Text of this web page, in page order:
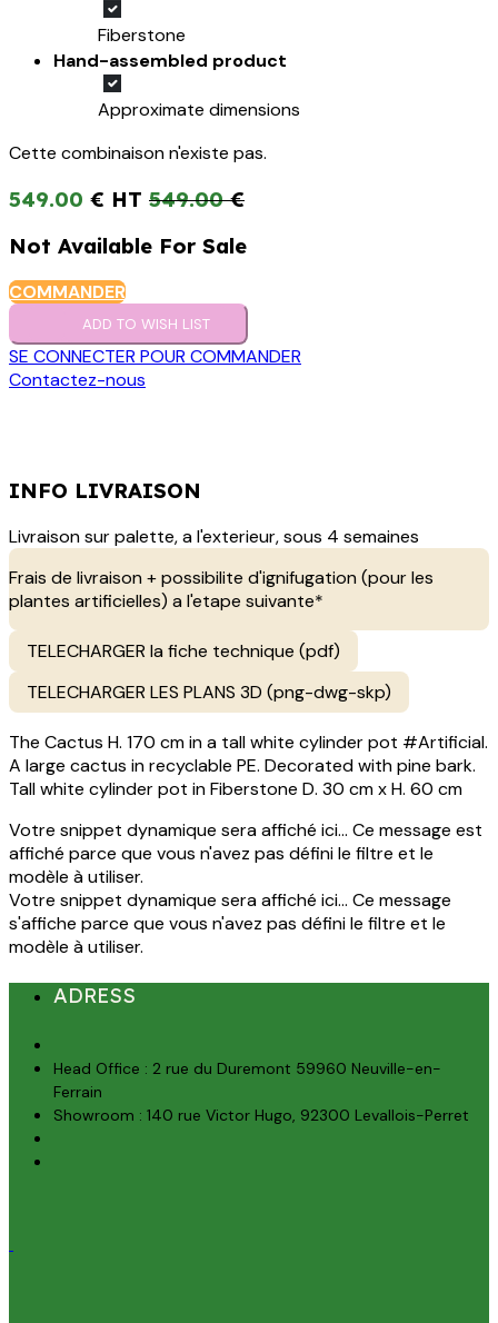
Fiberstone
Hand-assembled product
Approximate dimensions
Cette combinaison n'existe pas.
549.00 € 549.00€
Not Available For Sale
COMMANDER
ADD TO WISH LIST
SE CONNECTER POUR COMMANDER
Contactez-nous
INFO LIVRAISON
Livraison sur palette, a l'exterieur, sous 4 semaines
Frais de livraison + possibilite d'ignifugation (pour les
plantes artificielles) a l'etape suivante*
TELECHARGER la fiche technique (pdf)
TELECHARGER LES PLANS 3D (png-dwg-skp)
The Cactus H. 170 cm in a tall white cylinder pot #Artificial.
A large cactus in recyclable PE. Decorated with pine bark.
Tall white cylinder pot in Fiberstone D. 30 cm x H. 60 cm
Votre snippet dynamique sera affiché ici... Ce message est
affiché parce que vous n'avez pas défini le filtre et le
modèle à utiliser.
Votre snippet dynamique sera affiché ici... Ce message
s'affiche parce que vous n'avez pas défini le filtre et le
modèle à utiliser.
ADRESS
Head Office : 2 rue du Duremont 59960 Neuville-en-
Ferrain
Showroom : 140 rue Victor Hugo, 92300 Levallois-Perret